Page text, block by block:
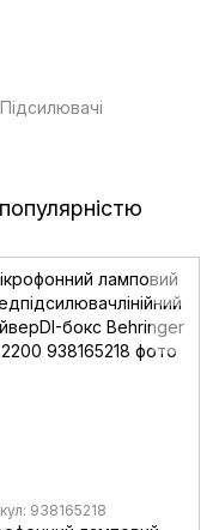
Підсилювачі
938165218